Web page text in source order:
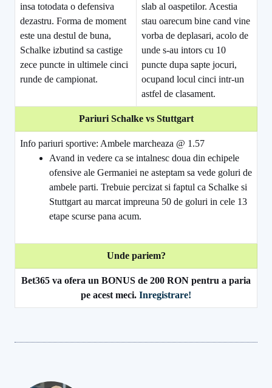
insa totodata o defensiva
dezastru. Forma de moment
este una destul de buna,
Schalke izbutind sa castige
zece puncte in ultimele cinci
runde de campionat.
slab al oaspetilor. Acestia
stau oarecum bine cand vine
vorba de deplasari, acolo de
unde s-au intors cu 10
puncte dupa sapte jocuri,
ocupand locul cinci intr-un
astfel de clasament.
Pariuri Schalke vs Stuttgart
Info pariuri sportive: Ambele marcheaza @ 1.57
Avand in vedere ca se intalnesc doua din echipele
ofensive ale Germaniei ne asteptam sa vede goluri de
ambele parti. Trebuie percizat si faptul ca Schalke si
Stuttgart au marcat impreuna 50 de goluri in cele 13
etape scurse pana acum.
Unde pariem?
Bet365 va ofera un BONUS de 200 RON pentru a paria
pe acest meci. Inregistrare!